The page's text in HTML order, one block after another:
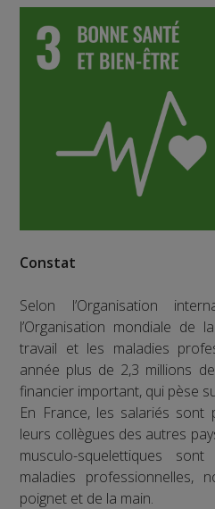
Constat
Selon l’Organisation
l’Organisation mondiale de
travail et les maladies
année plus de 2,3 millions
financier important, qui pèse
En France, les salariés
leurs collègues des autres
musculo-squelettiques
maladies professionnelles,
poignet et de la main.